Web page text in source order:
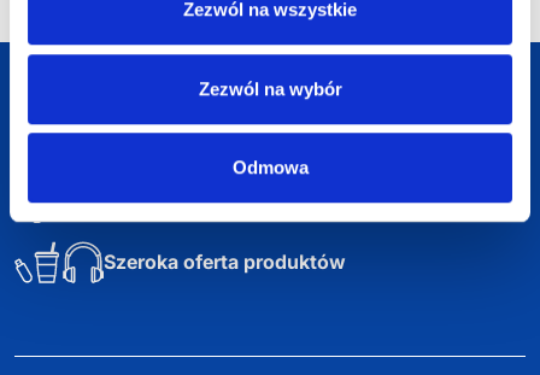
Zezwól na wszystkie
Zezwól na wybór
Odmowa
Darmowa dostawa
Darmowa wizualizacja
Profesjonalne doradztwo
Szeroka oferta produktów